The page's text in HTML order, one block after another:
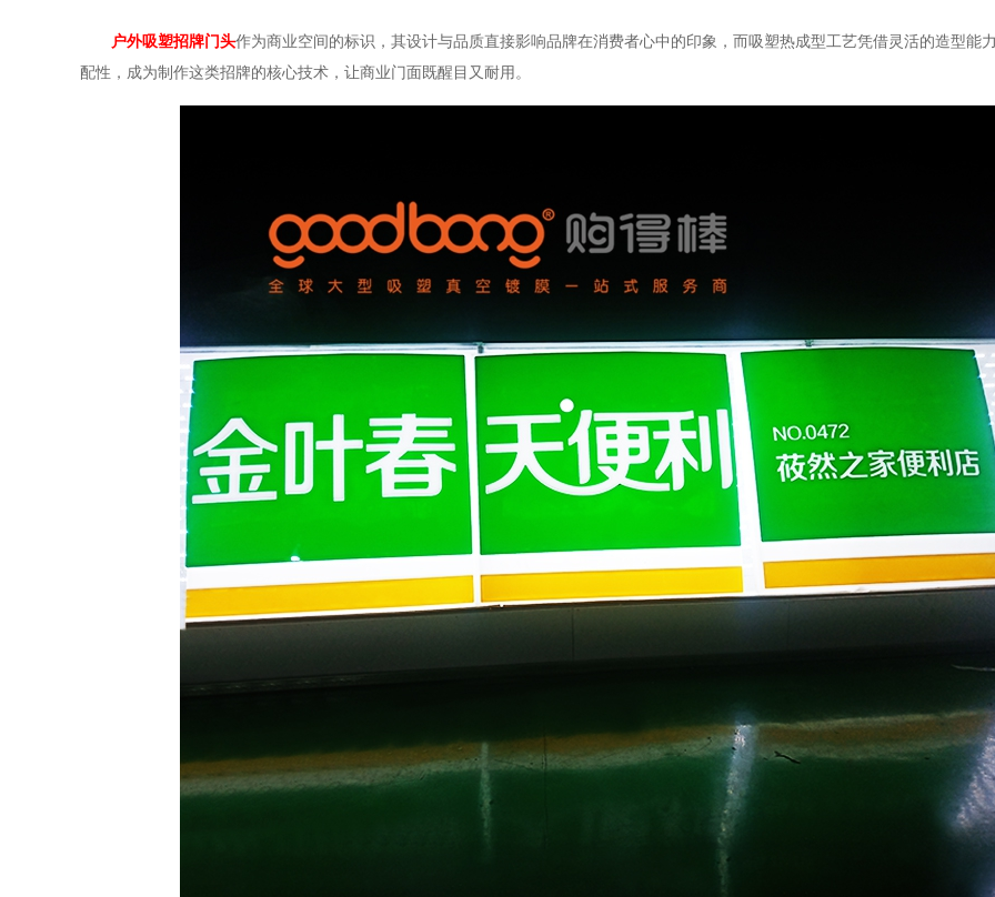
户外吸塑招牌门头作为商业空间的标识，其设计与品质直接影响品牌在消费者心中的印象，而吸塑热成型工艺凭借灵活的造型能
配性，成为制作这类招牌的核心技术，让商业门面既醒目又耐用。